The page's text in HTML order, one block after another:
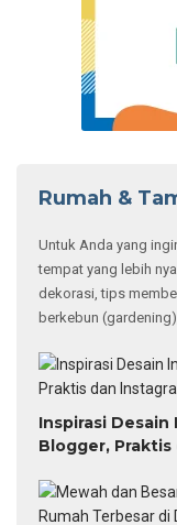
Rumah &
Untuk Anda yang
tempat yang lebih
dekorasi, tips
berkebun
Inspirasi
Blogger,